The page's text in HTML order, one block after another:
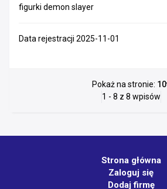
figurki demon slayer
Data rejestracji 2025-11-01
Pokaż na stronie: 10
1 - 8 z 8 wpisów
Strona główna
Zaloguj się
Dodaj firmę